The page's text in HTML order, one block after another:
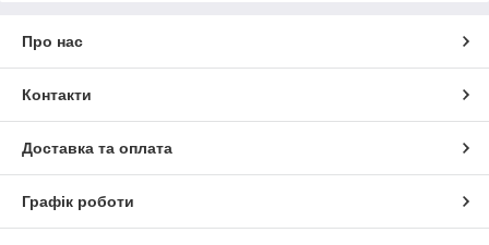
Про нас
Контакти
Доставка та оплата
Графік роботи